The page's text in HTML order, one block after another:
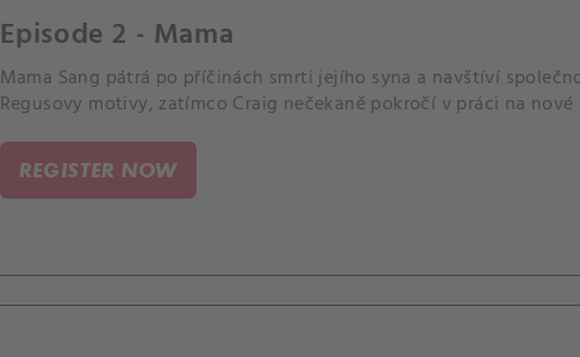
Episode 2 - Mama
Mama Sang pátrá po příčinách smrti jejího syna a navštíví
Regusovy motivy, zatímco Craig nečekaně pokročí v práci na nové
REGISTER NOW